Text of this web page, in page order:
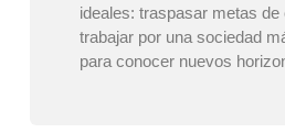
ideales: traspasar metas
trabajar por una sociedad
para conocer nuevos